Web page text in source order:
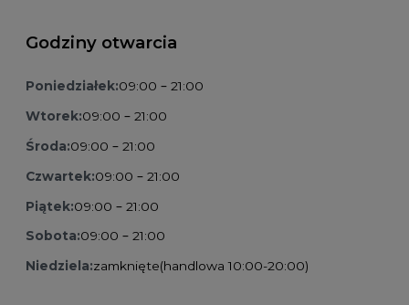
Godziny otwarcia
Poniedziałek:09:00 – 21:00
Wtorek:09:00 – 21:00
Środa:09:00 – 21:00
Czwartek:09:00 – 21:00
Piątek:09:00 – 21:00
Sobota:09:00 – 21:00
Niedziela:zamknięte(handlowa 10:00-20:00)